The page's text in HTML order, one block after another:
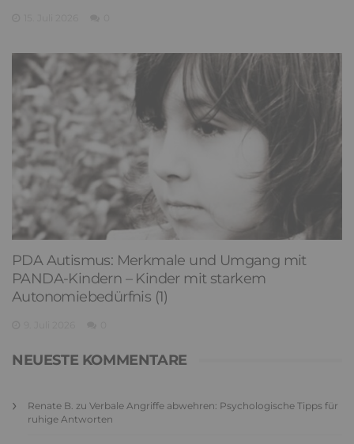
PDA Autismus: Merkmale und Umgang mit
PANDA-Kindern – Kinder mit starkem
Autonomiebedürfnis (1)
NEUESTE KOMMENTARE
Renate B. zu Verbale Angriffe abwehren: Psychologische Tipps für
ruhige Antworten